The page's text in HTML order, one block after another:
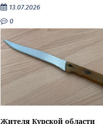
13.07.2026
0
Жителя Курской области